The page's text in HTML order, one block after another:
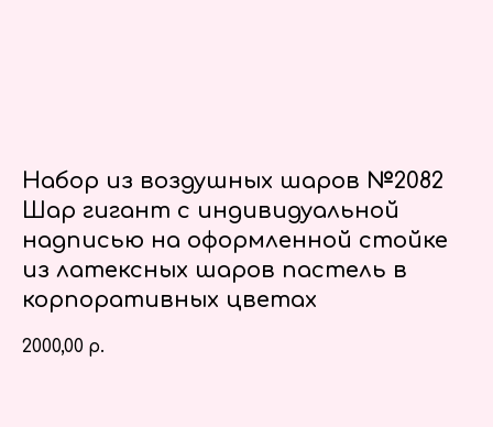
Набор из воздушных шаров №2082
Шар гигант с индивидуальной
надписью на оформленной стойке
из латексных шаров пастель в
корпоративных цветах
2000,00 р.